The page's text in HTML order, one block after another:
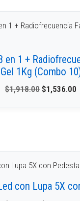
en 1 +
Gel 1Kg (Combo
$1,918.00 $1,536.00
con Lupa 5X